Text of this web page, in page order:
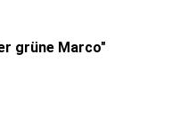
grüne Marco"